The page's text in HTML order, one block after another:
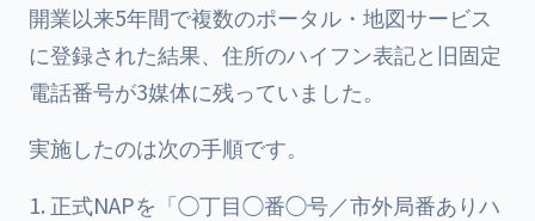
開業以来5年間で複数のポータル・地図サービス
に登録された結果、住所のハイフン表記と旧固定
電話番号が3媒体に残っていました。
実施したのは次の手順です。
正式NAPを「◯丁目◯番◯号／市外局番ありハ